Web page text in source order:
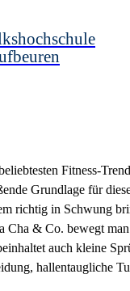
Fitness-
Grundlage für
richtig in Schwung
Cha & Co. bewegt
auch kleine
hallentaugliche